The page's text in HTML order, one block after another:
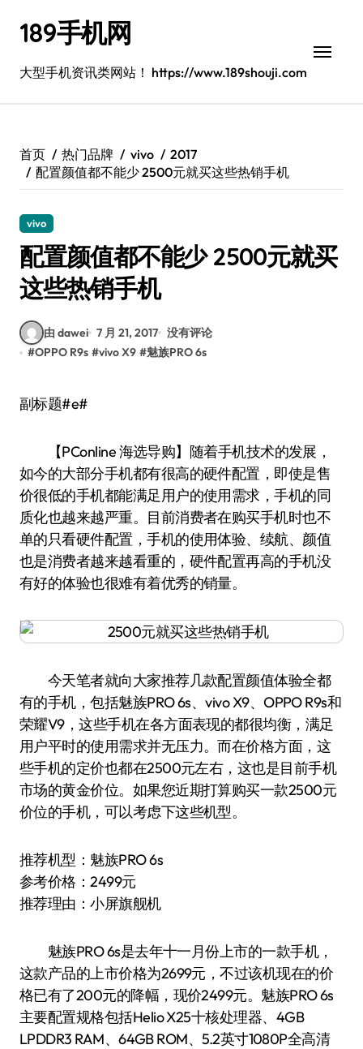
189手机网
大型手机资讯类网站！ https://www.189shouji.com
首页 热门品牌 vivo
2017
配置颜值都不能少 2500元就买这些热销手机
vivo
配置颜值都不能少 2500元就买
这些热销手机
由 dawei 7 月 21, 2017 没有评论
#OPPO R9s #vivo X9 #魅族PRO 6s
副标题#e#
【PConline 海选导购】随着手机技术的发展，
如今的大部分手机都有很高的硬件配置，即使是售
价很低的手机都能满足用户的使用需求，手机的同
质化也越来越严重。目前消费者在购买手机时也不
单的只看硬件配置，手机的使用体验、续航、颜值
也是消费者越来越看重的，硬件配置再高的手机没
有好的体验也很难有着优秀的销量。
今天笔者就向大家推荐几款配置颜值体验全都
有的手机，包括魅族PRO 6s、vivo X9、OPPO R9s和
荣耀V9，这些手机在各方面表现的都很均衡，满足
用户平时的使用需求并无压力。而在价格方面，这
些手机的定价也都在2500元左右，这也是目前手机
市场的黄金价位。如果您近期打算购买一款2500元
价位的手机，可以考虑下这些机型。
推荐机型：魅族PRO 6s
参考价格：2499元
推荐理由：小屏旗舰机
魅族PRO 6s是去年十一月份上市的一款手机，
这款产品的上市价格为2699元，不过该机现在的价
格已有了200元的降幅，现价2499元。魅族PRO 6s
主要配置规格包括Helio X25十核处理器、4GB
LPDDR3 RAM、64GB ROM、5.2英寸1080P全高清